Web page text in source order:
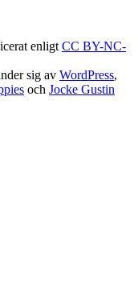
enligt CC BY-NC-
sig av WordPress,
och Jocke Gustin